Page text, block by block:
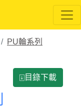
PU輪系列
⍗目錄下載